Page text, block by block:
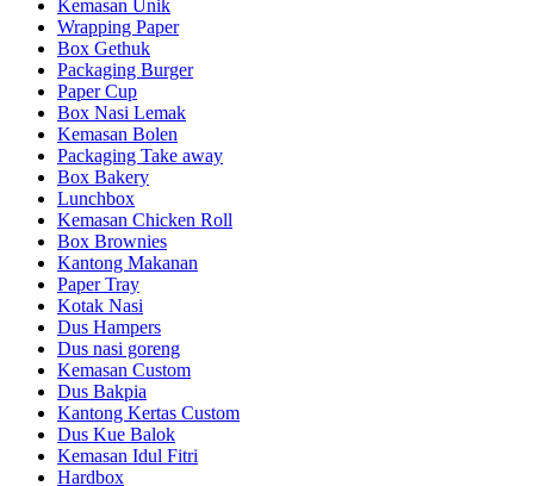
Kemasan Unik
Wrapping Paper
Box Gethuk
Packaging Burger
Paper Cup
Box Nasi Lemak
Kemasan Bolen
Packaging Take away
Box Bakery
Lunchbox
Kemasan Chicken Roll
Box Brownies
Kantong Makanan
Paper Tray
Kotak Nasi
Dus Hampers
Dus nasi goreng
Kemasan Custom
Dus Bakpia
Kantong Kertas Custom
Dus Kue Balok
Kemasan Idul Fitri
Hardbox